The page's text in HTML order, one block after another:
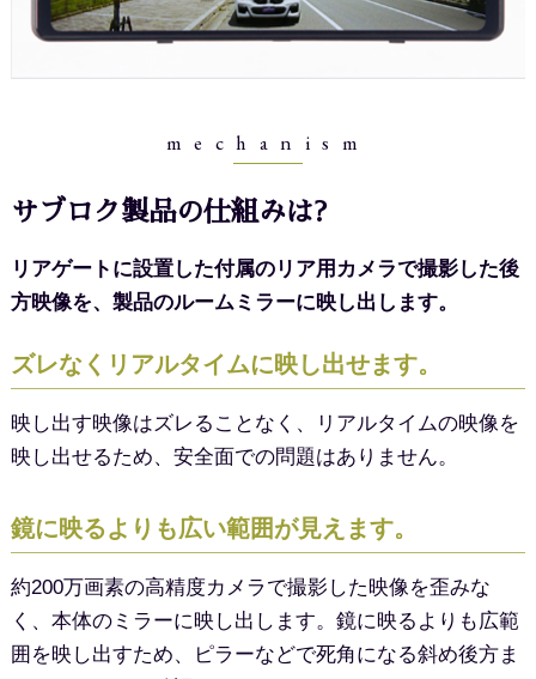
mechanism
サブロク製品の仕組みは?
リアゲートに設置した付属のリア用カメラで撮影した後
方映像を、 製品のルームミラーに映し出します。
ズレなくリアルタイムに映し出せます。
映し出す映像はズレることなく、リアルタイムの映像を
映し出せるため、安全面での問題はありません。
鏡に映るよりも広い範囲が見えます。
約200万画素の高精度カメラで撮影した映像を歪みな
く、本体のミラーに映し出します。鏡に映るよりも広範
囲を映し出すため、ピラーなどで死角になる斜め後方ま